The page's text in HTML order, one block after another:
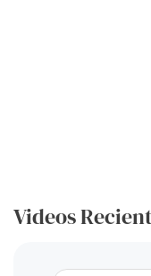
Videos